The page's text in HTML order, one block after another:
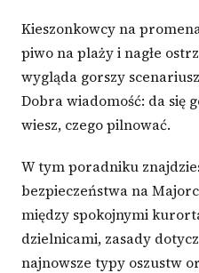
Kieszonkowcy na
piwo na plaży i nagłe
wygląda gorszy
Dobra wiadomość: da się
wiesz, czego pilnować.
W tym poradniku
bezpieczeństwa na
między spokojnymi
dzielnicami, zasady
najnowsze typy oszustw